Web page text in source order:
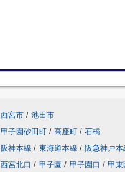
西宮市 / 池田市
甲子園砂田町 / 高座町 / 石橋
阪神本線 / 東海道本線 / 阪急神戸本
西宮北口 / 甲子園 / 甲子園口 / 甲東